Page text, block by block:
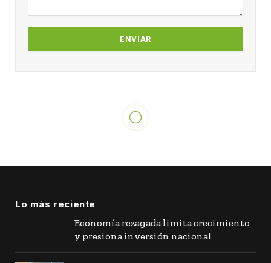
Lo más reciente
Economía rezagada limita crecimiento
y presiona inversión nacional